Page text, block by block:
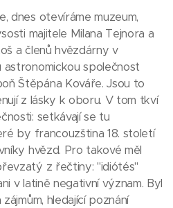
dnes otevíráme muzeum,
majitele Milana Tejnora a
a členů hvězdárny v
astronomickou společnost
Štěpána Kováře. Jsou to
z lásky k oboru. V tom tkví
setkávají se tu
by francouzština 18. století
hvězd. Pro takové měl
z řečtiny: "idiótés"
v latině negativní význam. Byl
hledající poznání